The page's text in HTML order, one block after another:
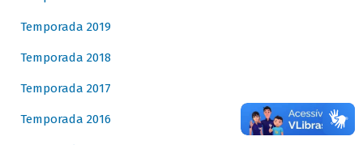
Temporada 2019
Temporada 2018
Temporada 2017
Temporada 2016